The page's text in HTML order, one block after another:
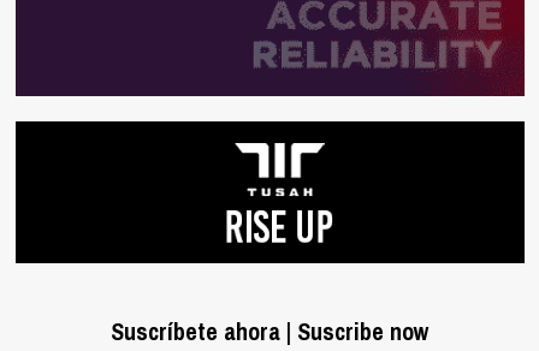
Suscríbete ahora | Suscribe now